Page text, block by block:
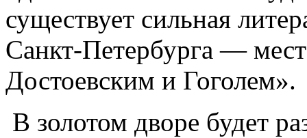
существует сильная
Санкт-Петербурга —
Достоевским и Гоголем».
В золотом дворе будет